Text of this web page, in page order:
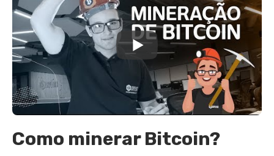
Como minerar Bitcoin?